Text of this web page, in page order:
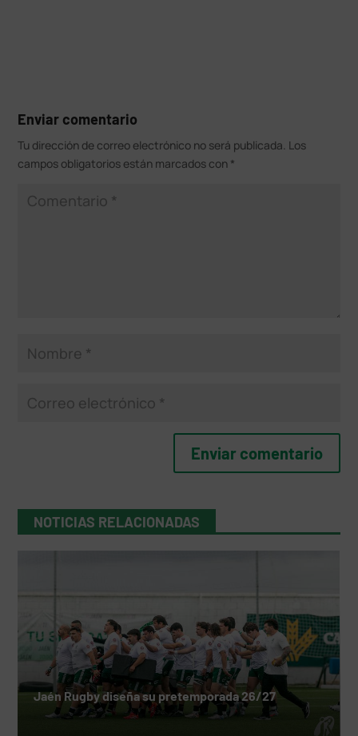
Enviar comentario
Tu dirección de correo electrónico no será publicada. Los
campos obligatorios están marcados con *
NOTICIAS RELACIONADAS
Jaén Rugby diseña su pretemporada 26/27